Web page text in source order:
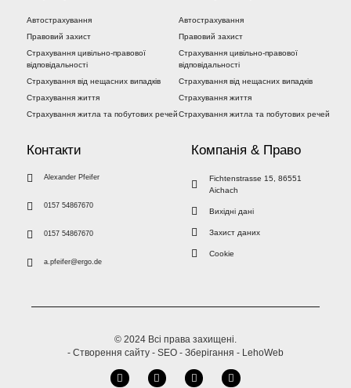
Автострахування
Правовий захист
Страхування цивільно-правової
відповідальності
Страхування від нещасних випадків
Страхування життя
Страхування житла та побутових речей
Автострахування
Правовий захист
Страхування цивільно-правової
відповідальності
Страхування від нещасних випадків
Страхування життя
Страхування житла та побутових речей
Контакти
Alexander Pfeifer
0157 54867670
0157 54867670
a.pfeifer@ergo.de
Компанія & Право
Fichtenstrasse 15, 86551
Aichach
Вихідні дані
Захист даних
Cookie
© 2024 Всі права захищені.
- Створення сайту - SEO - Зберігання - LehoWeb